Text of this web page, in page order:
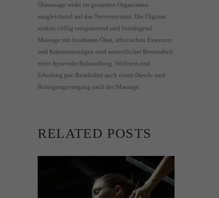
Ölmassage wirkt im gesamten Organismus
ausgleichend auf das Nervensystem. Die Ölgüsse
wirken völlig entspannend und beruhigend.
Massage mit kostbaren Ölen, ätherischen Essenzen
und Kräuterauszügen sind wesentlicher Bestandteil
einer Ayurveda-Behandlung. Wellness und
Erholung pur. Beinhaltet auch einen Dusch- und
Reinigungsvorgang nach der Massage.
RELATED POSTS